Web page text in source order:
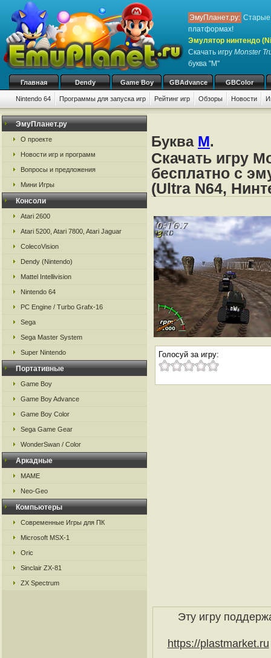
ЭмуПланет.ру: Старые
платформах!
Эмулятор нинтендо
Скачать игру Monster
буква "M"
Главная Dendy Game Boy GBAdvance GBColor
Nintendo 64 Программы для запуска игр Рейтинг игр Обзоры Новости
ЭмуПланет.ру
О проекте
Новости игр и программ
Вопросы и предложения
Мини Игры
Консоли
Atari 2600
Atari 5200, Atari 7800, Atari Jaguar
ColecoVision
Dendy (Nintendo)
Mattel Intellivision
Nintendo 64
PC Engine / Turbo Grafx-16
Sega
Sega Master System
Super Nintendo
Портативные
Game Boy
Game Boy Advance
Game Boy Color
Sega Game Gear
WonderSwan / Color
Аркадные
MAME
Neo-Geo
Компьютеры
Современные Игры для ПК
Microsoft MSX-1
Oric
Sinclair ZX-81
ZX Spectrum
Буква M.
Скачать игру
бесплатно с
(Ultra N64,
Голосуй за игру:
Эту игру
https://plastmarket.ru